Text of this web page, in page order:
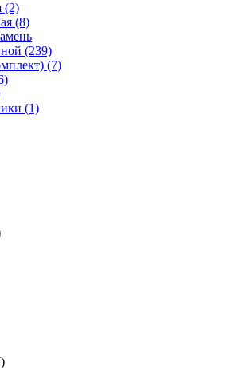
(2)
(8)
(239)
(7)
(1)